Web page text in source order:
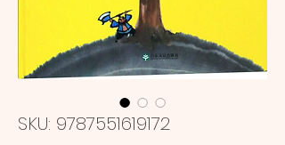
SKU: 9787551619172